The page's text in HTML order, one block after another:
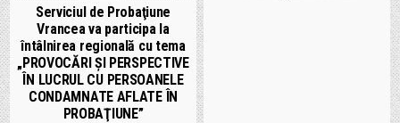
Serviciul de Probaţiune
Vrancea va participa la
întâlnirea regională cu tema
„PROVOCĂRI ŞI PERSPECTIVE
ÎN LUCRUL CU PERSOANELE
CONDAMNATE AFLATE ÎN
PROBAŢIUNE”